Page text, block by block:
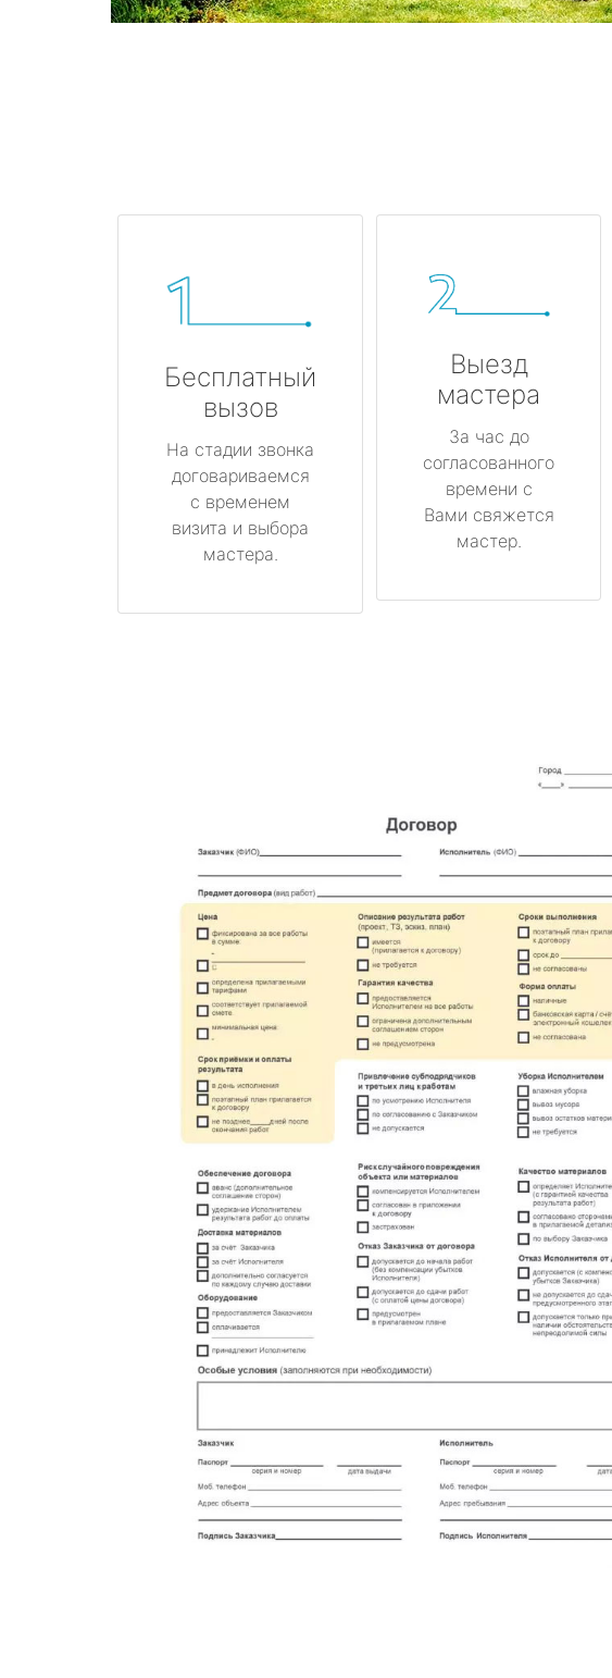
Бесплатный
вызов
На стадии звонка
договариваемся
с временем
визита и выбора
мастера.
Выезд
мастера
За час до
согласованного
времени с
Вами свяжется
мастер.